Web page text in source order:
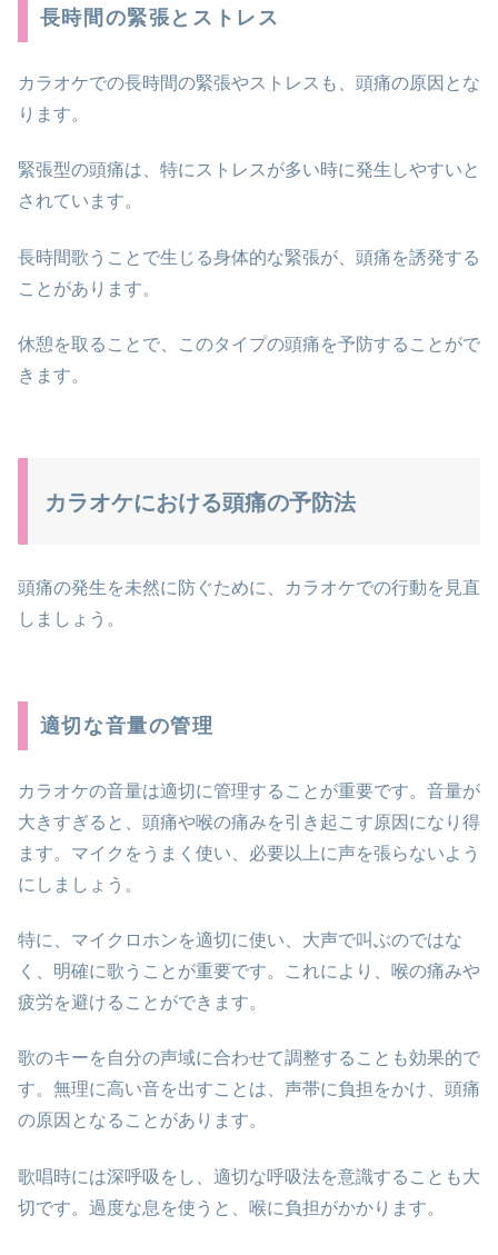
長時間の緊張とストレス
カラオケでの長時間の緊張やストレスも、頭痛の原因とな
ります。
緊張型の頭痛は、特にストレスが多い時に発生しやすいと
されています。
長時間歌うことで生じる身体的な緊張が、頭痛を誘発する
ことがあります。
休憩を取ることで、このタイプの頭痛を予防することがで
きます。
カラオケにおける頭痛の予防法
頭痛の発生を未然に防ぐために、カラオケでの行動を見直
しましょう。
適切な音量の管理
カラオケの音量は適切に管理することが重要です。音量が
大きすぎると、頭痛や喉の痛みを引き起こす原因になり得
ます。マイクをうまく使い、必要以上に声を張らないよう
にしましょう。
特に、マイクロホンを適切に使い、大声で叫ぶのではな
く、明確に歌うことが重要です。これにより、喉の痛みや
疲労を避けることができます。
歌のキーを自分の声域に合わせて調整することも効果的で
す。無理に高い音を出すことは、声帯に負担をかけ、頭痛
の原因となることがあります。
歌唱時には深呼吸をし、適切な呼吸法を意識することも大
切です。過度な息を使うと、喉に負担がかかります。